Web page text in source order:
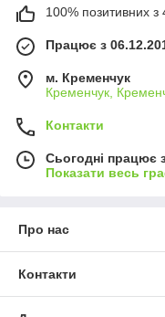
100% позитивних з
Працює з
м. Кременчук
Кременчук,
Контакти
Сьогодні працює
Показати весь
Про нас
Контакти